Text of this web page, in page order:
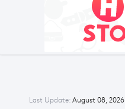
Last Update: August 08, 2026